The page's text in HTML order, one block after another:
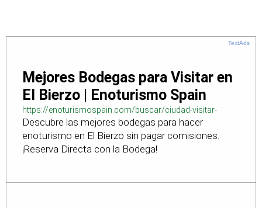
TextAds
Mejores Bodegas para Visitar en
El Bierzo | Enoturismo Spain
https://enoturismospain.com/buscar/ciudad-visitar-
bodegas-en-leon
Descubre las mejores bodegas para hacer
enoturismo en El Bierzo sin pagar comisiones.
¡Reserva Directa con la Bodega!